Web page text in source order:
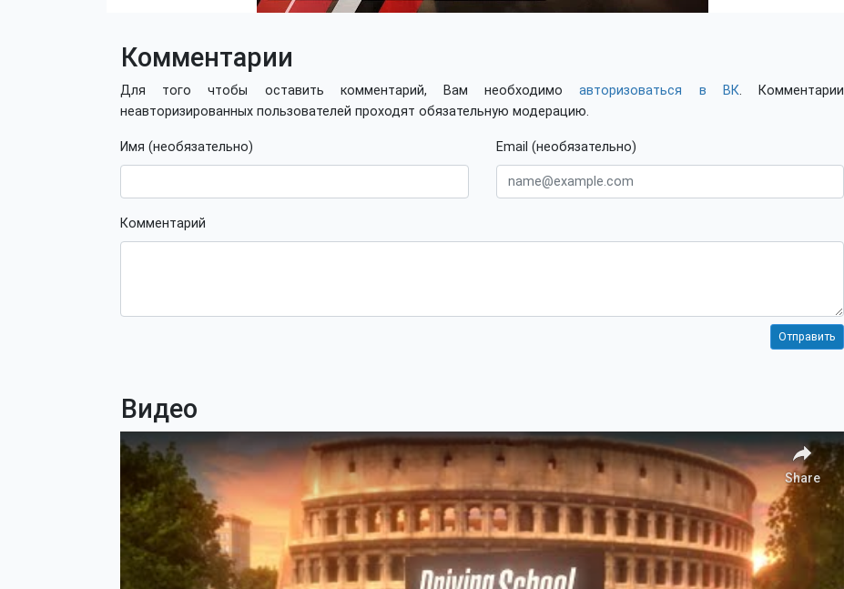
Комментарии
Для того чтобы оставить комментарий, Вам необходимоавторизоваться в ВК. Комментарии
неавторизированных пользователей проходят обязательную модерацию.
Имя (необязательно) Email (необязательно)
Комментарий
Видео